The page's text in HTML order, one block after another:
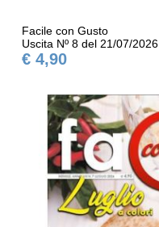
Facile con Gusto
Uscita Nº 8 del 21/07/2026
€ 4,90